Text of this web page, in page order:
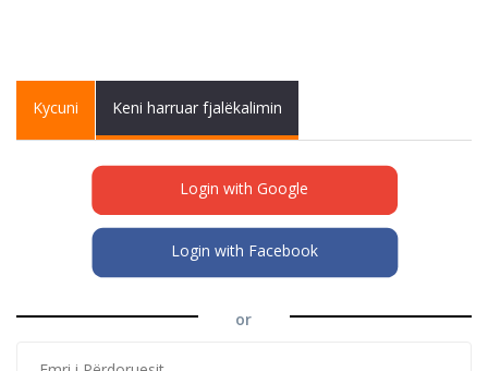
Primary tabs
Kycuni (activeKeni harruar fjalëkalimin
Login with Google
Login with Facebook
or